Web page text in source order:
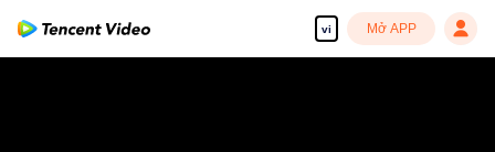
vi Mở APP